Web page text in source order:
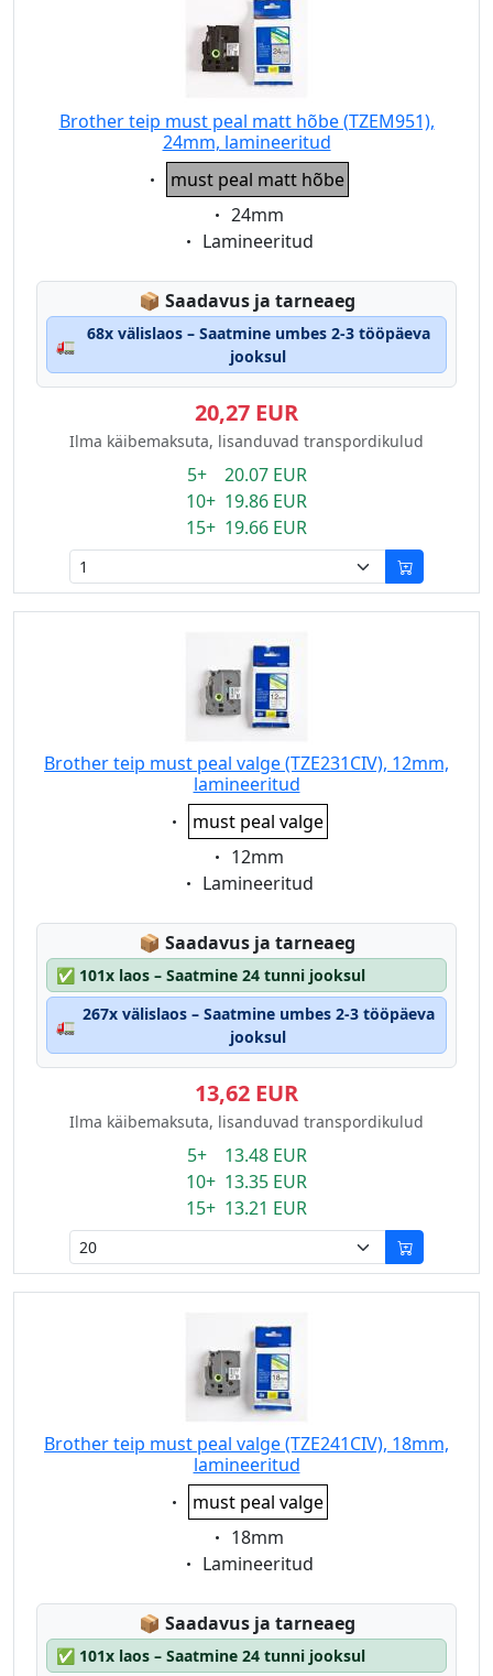
Brother teip must peal matt hõbe (TZEM951),
24mm, lamineeritud
Eigenschaft:
must peal matt hõbe
Eigenschaft:
24mm
Eigenschaft:
Lamineeritud
📦 Lagerstatus:
Saadavus ja tarneaeg
🚛
68x välislaos – Saatmine umbes 2-3 tööpäeva
jooksul
20,27 EUR
Ilma käibemaksuta, lisanduvad transpordikulud
5+ 20.07 EUR
10+ 19.86 EUR
15+ 19.66 EUR
Brother teip must peal valge (TZE231CIV), 12mm,
lamineeritud
Eigenschaft:
must peal valge
Eigenschaft:
12mm
Eigenschaft:
Lamineeritud
📦 Lagerstatus:
Saadavus ja tarneaeg
✅ 101x laos – Saatmine 24 tunni jooksul
🚛
267x välislaos – Saatmine umbes 2-3 tööpäeva
jooksul
13,62 EUR
Ilma käibemaksuta, lisanduvad transpordikulud
5+ 13.48 EUR
10+ 13.35 EUR
15+ 13.21 EUR
Brother teip must peal valge (TZE241CIV), 18mm,
lamineeritud
Eigenschaft:
must peal valge
Eigenschaft:
18mm
Eigenschaft:
Lamineeritud
📦 Lagerstatus:
Saadavus ja tarneaeg
✅ 101x laos – Saatmine 24 tunni jooksul